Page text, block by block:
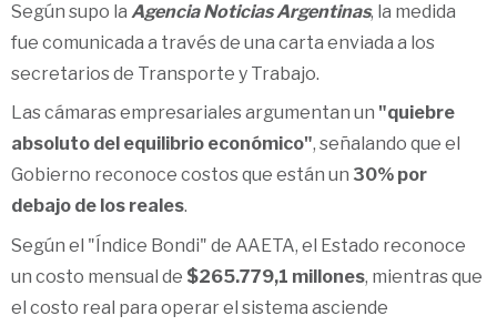
Según supo la Agencia Noticias Argentinas, la medida
fue comunicada a través de una carta enviada a los
secretarios de Transporte y Trabajo.
Las cámaras empresariales argumentan un "quiebre
absoluto del equilibrio económico", señalando que el
Gobierno reconoce costos que están un 30% por
debajo de los reales.
Según el "Índice Bondi" de AAETA, el Estado reconoce
un costo mensual de $265.779,1 millones, mientras que
el costo real para operar el sistema asciende